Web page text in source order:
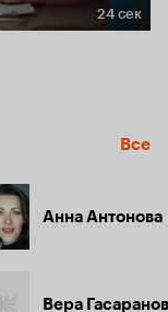
24 сек
Все
Анна Антонова
Вера